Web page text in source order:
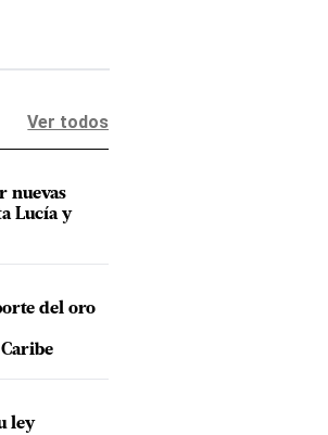
Ver todos
nuevas
Lucía y
del oro
ley